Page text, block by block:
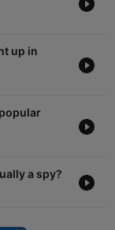
up in
a spy?